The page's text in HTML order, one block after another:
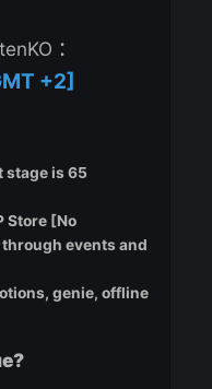
of
testing, our
to deliver an
first stage is 65